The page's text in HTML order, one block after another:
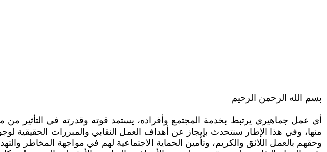
بسم الله الرحمن الرحيم
أي عمل جماهيري يرتبط بخدمة المجتمع وأفراده، يستمد قوته وقدرته في التأثير
منها، وفي هذا الإطار سنتحدث بإيجاز عن أهداف العمل النقابي والمبررات الحقيقية
وحقهم بالعمل اللائق والكريم، وتأمين الحماية الاجتماعية لهم في مواجهة المخاطر